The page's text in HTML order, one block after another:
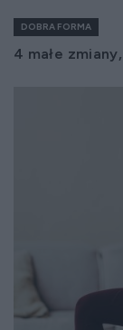
DOBRA FORMA
4 małe